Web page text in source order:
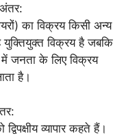
का विक्रय किसी अन्य
युक्तियुक्त विक्रय है जबकि
जनता के लिए विक्रय
है।
व्यापार कहते हैं।